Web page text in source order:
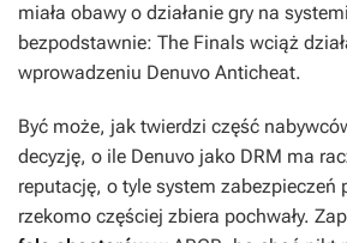
miała obawy o działanie gry na
bezpodstawnie: The Finals wciąż
wprowadzeniu Denuvo Anticheat.
Być może, jak twierdzi część
decyzję, o ile Denuvo jako DRM ma
reputację, o tyle system zabezpieczeń
rzekomo częściej zbiera pochwały.